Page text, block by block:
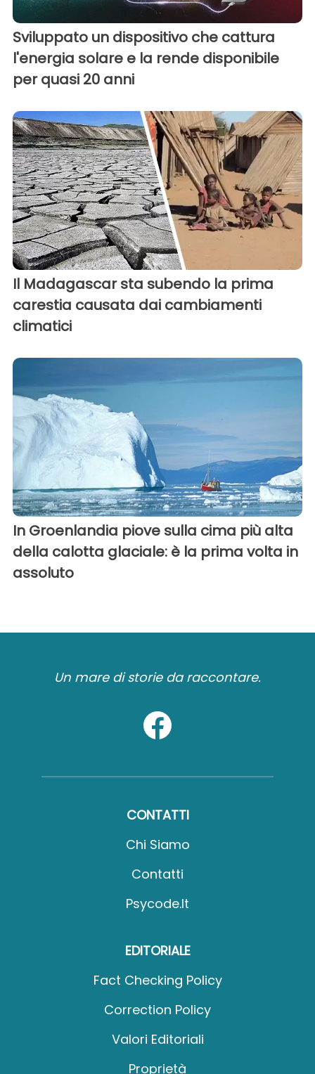
Sviluppato un dispositivo che cattura
l'energia solare e la rende disponibile
per quasi 20 anni
Il Madagascar sta subendo la prima
carestia causata dai cambiamenti
climatici
In Groenlandia piove sulla cima più alta
della calotta glaciale: è la prima volta in
assoluto
Un mare di storie da raccontare.
CONTATTI
Chi Siamo
Contatti
Psycode.it
EDITORIALE
Fact Checking Policy
Correction Policy
Valori Editoriali
Proprietà